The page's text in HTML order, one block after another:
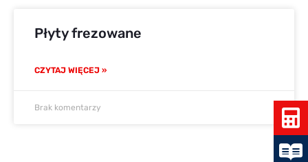
Płyty frezowane
CZYTAJ WIĘCEJ »
Brak komentarzy